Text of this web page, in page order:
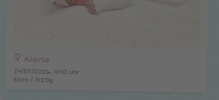
Alaria
24/07/2026, 11:40 Uhr
51cm / 3120g